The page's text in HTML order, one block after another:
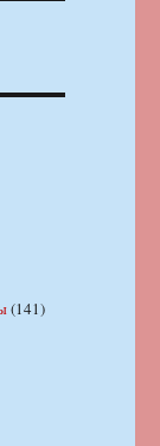
(141)